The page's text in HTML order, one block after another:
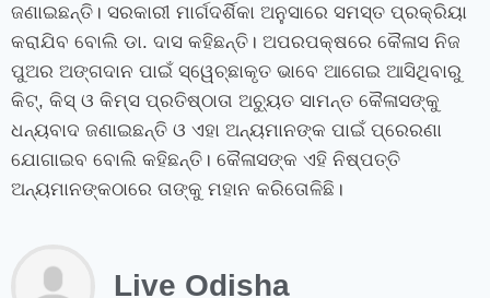
ଜଣାଇଛନ୍ତି। ସରକାରୀ ମାର୍ଗଦର୍ଶିକା ଅନୁସାରେ ସମସ୍ତ ପ୍ରକ୍ରିୟା
କରାଯିବ ବୋଲି ଡା. ଦାସ କହିଛନ୍ତି। ଅପରପକ୍ଷରେ କୈଳାସ ନିଜ
ପୁଅର ଅଙ୍ଗଦାନ ପାଇଁ ସ୍ୱେଚ୍ଛାକୃତ ଭାବେ ଆଗେଇ ଆସିଥିବାରୁ
କିଟ୍‍, କିସ୍‍ ଓ କିମ୍‍ସ ପ୍ରତିଷ୍ଠାତା ଅଚ୍ୟୁତ ସାମନ୍ତ କୈଳାସଙ୍କୁ
ଧନ୍ୟବାଦ ଜଣାଇଛନ୍ତି ଓ ଏହା ଅନ୍ୟମାନଙ୍କ ପାଇଁ ପ୍ରେରଣା
ଯୋଗାଇବ ବୋଲି କହିଛନ୍ତି। କୈଳାସଙ୍କ ଏହି ନିଷ୍ପତ୍ତି
ଅନ୍ୟମାନଙ୍କଠାରେ ତାଙ୍କୁ ମହାନ କରିତୋଳିଛି।
Live Odisha